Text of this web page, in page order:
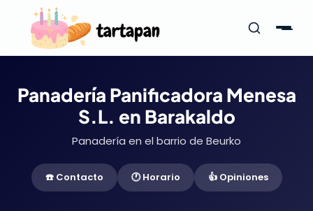
Panadería Panificadora Menesa
S.L. en Barakaldo
Panadería en el barrio de Beurko
☎️ Contacto 🕐 Horario 👍 Opiniones